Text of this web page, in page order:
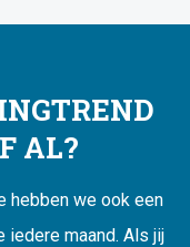
AL?
hebben we ook een
maand. Als jij